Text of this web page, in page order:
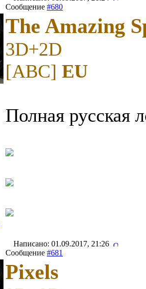
Сообщение #680
The Amazing
3D+2D
[ABC] EU
Полная русская
Написано: 01.09.2017, 21:26
Сообщение #681
Pixels